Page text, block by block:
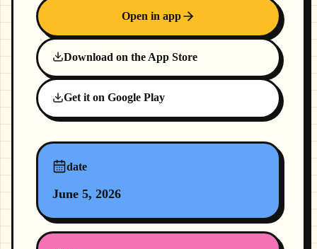
Open in app
Download on the App Store
Get it on Google Play
date
June 5, 2026